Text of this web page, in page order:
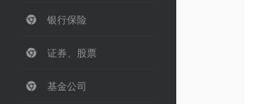
银行保险
证券、股票
基金公司